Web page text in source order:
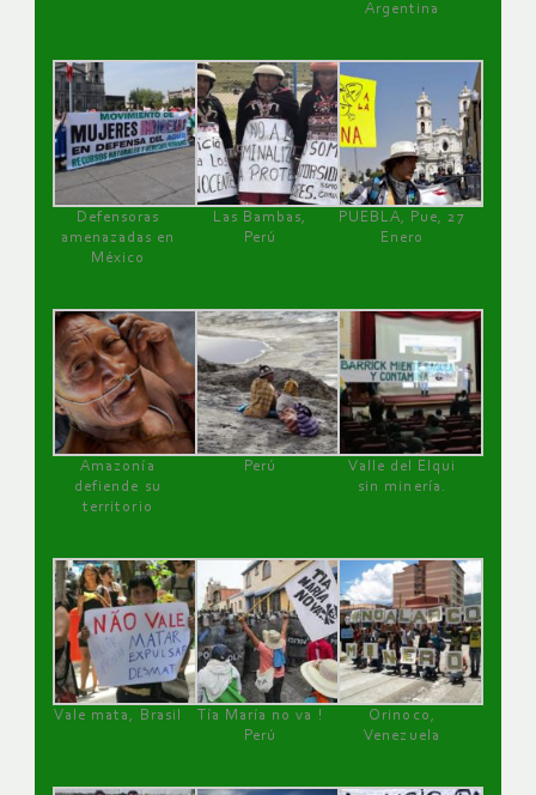
Argentina
Defensoras
amenazadas en
México
Las Bambas,
Perú
PUEBLA, Pue, 27
Enero
Amazonía
defiende su
territorio
Perú
Valle del Elqui
sin minería.
Vale mata, Brasil
Tía María no va !
Perú
Orinoco,
Venezuela